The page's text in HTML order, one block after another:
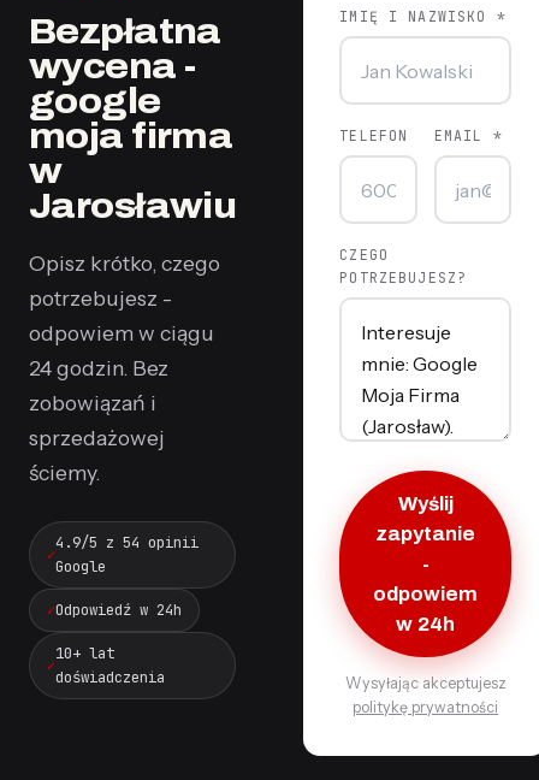
Bezpłatna
wycena -
google
moja firma
w
Jarosławiu
Opisz krótko, czego
potrzebujesz -
odpowiem w ciągu
24 godzin. Bez
zobowiązań i
sprzedażowej
ściemy.
4.9/5 z 54 opinii
Google
Odpowiedź w 24h
10+ lat
doświadczenia
IMIĘ I NAZWISKO *
TELEFON EMAIL *
CZEGO
POTRZEBUJESZ?
Wyślij
zapytanie
-
odpowiem
w 24h
Wysyłając akceptujesz
politykę prywatności